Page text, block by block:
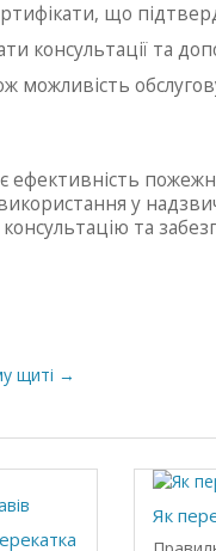
що
консультації та
можливість
у
та
щиті →
Як